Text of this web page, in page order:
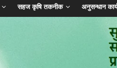
सहज कृषि तकनीक अनुसन्धान